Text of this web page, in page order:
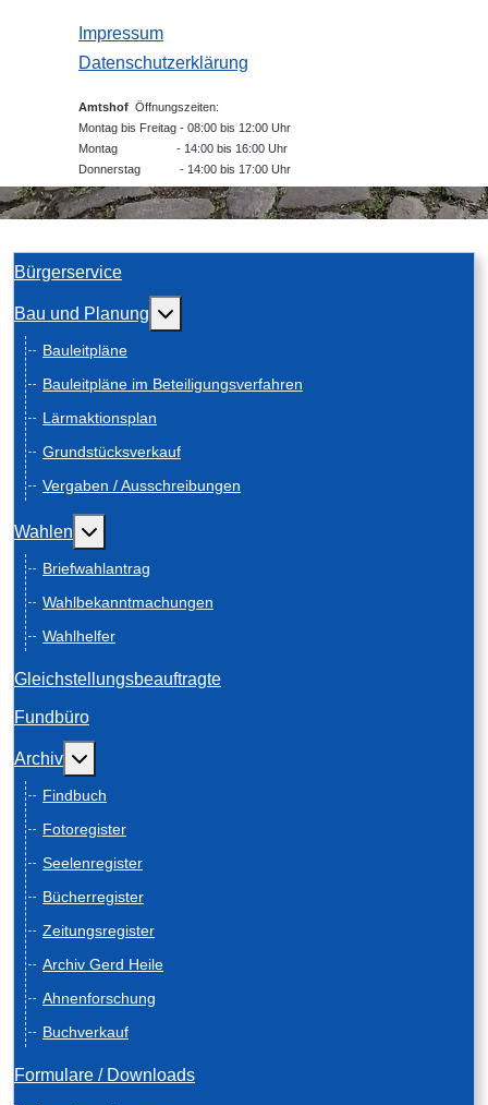
Impressum
Datenschutzerklärung
Amtshof Öffnungszeiten:
Montag bis Freitag - 08:00 bis 12:00 Uhr
Montag - 14:00 bis 16:00 Uhr
Donnerstag - 14:00 bis 17:00 Uhr
Bürgerservice
Bau und Planung Weitere Informationen: Bau und Planung
Bauleitpläne
Bauleitpläne im Beteiligungsverfahren
Lärmaktionsplan
Grundstücksverkauf
Vergaben / Ausschreibungen
Wahlen Weitere Informationen: Wahlen
Briefwahlantrag
Wahlbekanntmachungen
Wahlhelfer
Gleichstellungsbeauftragte
Fundbüro
Archiv Weitere Informationen: Archiv
Findbuch
Fotoregister
Seelenregister
Bücherregister
Zeitungsregister
Archiv Gerd Heile
Ahnenforschung
Buchverkauf
Formulare / Downloads